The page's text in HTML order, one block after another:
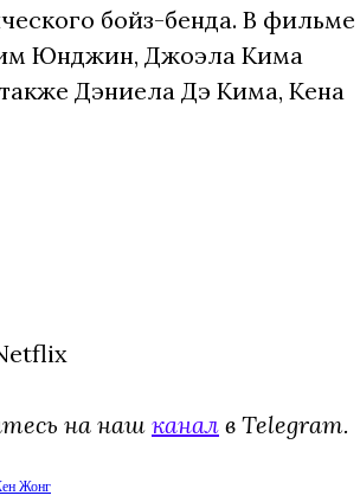
бойз-бенда. В фильме
Юнджин, Джоэла Кима
Дэниела Дэ Кима, Кена
на наш канал в Telegram.
Жонг